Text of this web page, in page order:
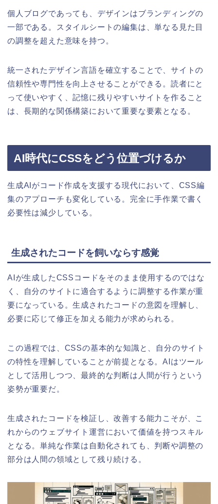
個人ブログであっても、デザインはブランディングの
一部である。スタイルシートの編集は、単なる見た目
の調整を超えた意味を持つ。
統一されたデザイン言語を確立することで、サイトの
信頼性や専門性を向上させることができる。読者にと
って使いやすく、記憶に残りやすいサイトを作ること
は、長期的な関係構築において重要な要素となる。
AI時代にCSSをどう位置づけるか
生成AIがコード作成を支援する現代において、CSS編
集のアプローチも変化している。完全に手作業で書く
必要性は減少している。
生成されたコードを飼いならす感覚
AIが生成したCSSコードをそのまま使用するのではな
く、自分のサイトに適合するように調整する作業が重
要になっている。生成されたコードの意図を理解し、
必要に応じて修正を加える能力が求められる。
この過程では、CSSの基本的な知識と、自分のサイト
の特性を理解していることが前提となる。AIはツール
として活用しつつ、最終的な判断は人間が行うという
姿勢が重要だ。
生成されたコードを検証し、改善する能力こそが、こ
れからのウェブサイト運営において価値を持つスキル
となる。単純な作業は自動化されても、判断や調整の
部分は人間の領域として残り続ける。